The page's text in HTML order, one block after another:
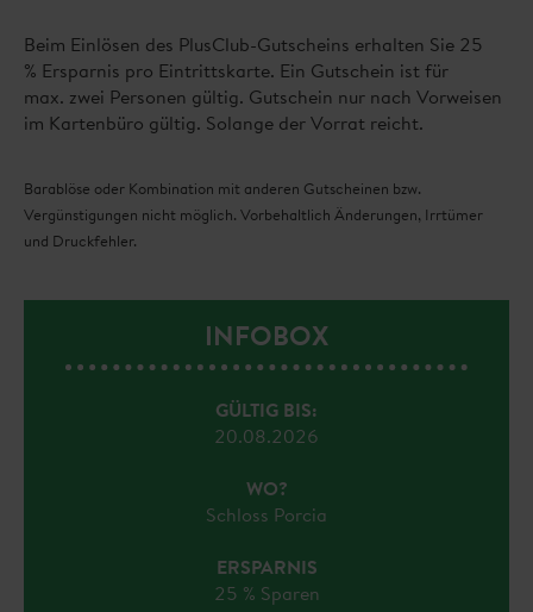
Beim Einlösen des PlusClub-Gutscheins erhalten Sie 25
% Ersparnis pro Eintrittskarte. Ein Gutschein ist für
max. zwei Personen gültig. Gutschein nur nach Vorweisen
im Kartenbüro gültig. Solange der Vorrat reicht.
Barablöse oder Kombination mit anderen Gutscheinen bzw.
Vergünstigungen nicht möglich. Vorbehaltlich Änderungen, Irrtümer
und Druckfehler.
INFOBOX
GÜLTIG BIS:
20.08.2026
WO?
Schloss Porcia
ERSPARNIS
25 % Sparen